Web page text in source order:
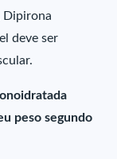
Dipirona
deve ser
peso segundo